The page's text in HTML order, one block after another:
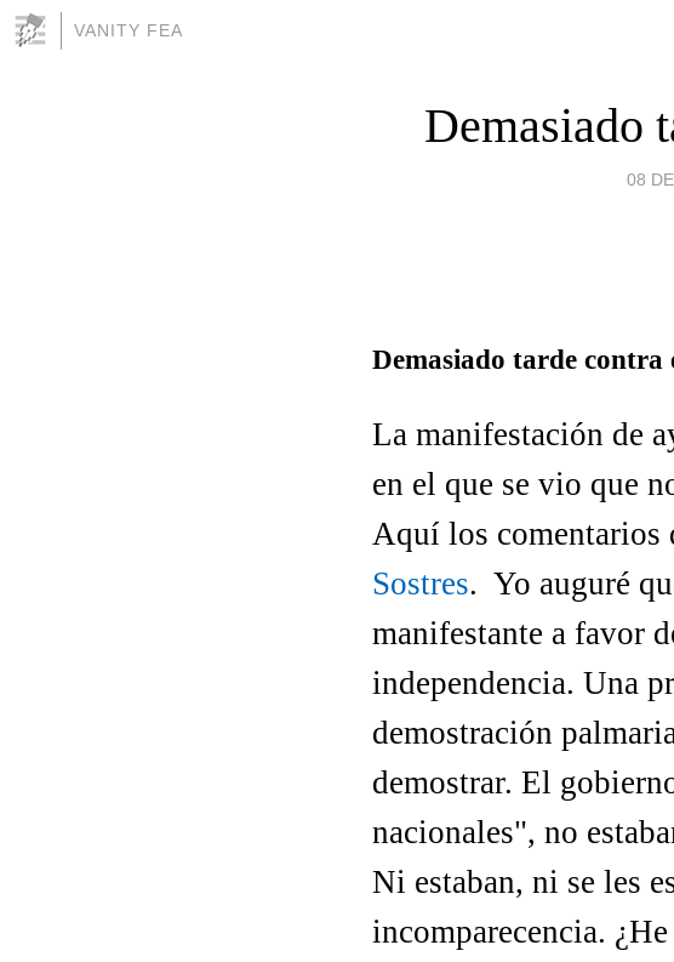
VANITY FEA
Demasiado
08
Demasiado tarde contra
La manifestación de
en el que se vio que
Aquí los comentarios
Sostres. Yo auguré
manifestante a favor
independencia. Una
demostración
demostrar. El
nacionales", no
Ni estaban, ni se les
incomparecencia.